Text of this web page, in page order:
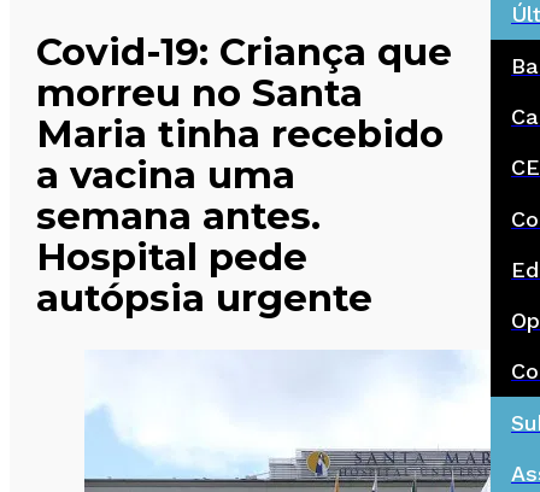
Covid-19: Criança que
morreu no Santa
Maria tinha recebido
a vacina uma
semana antes.
Hospital pede
autópsia urgente